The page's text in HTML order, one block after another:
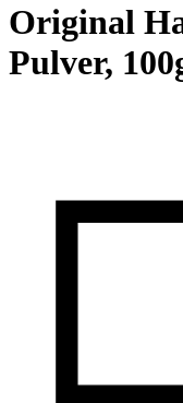
Original
Pulver,